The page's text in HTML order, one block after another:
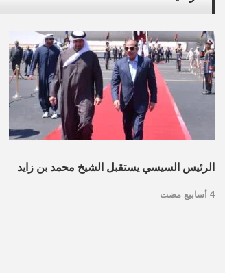
الرئيس السيسي يستقبل الشيخ محمد بن زايد
4 أسابيع مضت